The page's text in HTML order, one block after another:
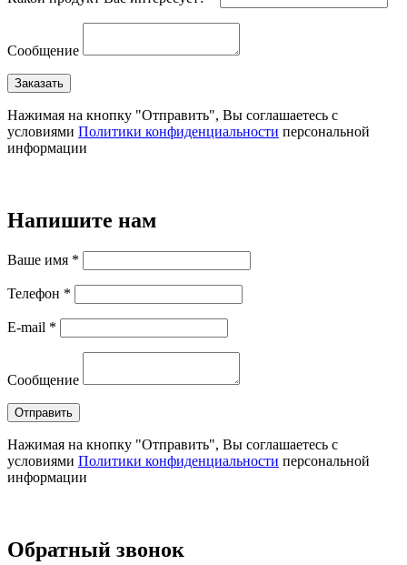
Сообщение
Нажимая на кнопку "Отправить", Вы соглашаетесь с
условиями Политики конфиденциальности персональной
информации
Напишите нам
Ваше имя *
Телефон *
E-mail *
Сообщение
Нажимая на кнопку "Отправить", Вы соглашаетесь с
условиями Политики конфиденциальности персональной
информации
Обратный звонок